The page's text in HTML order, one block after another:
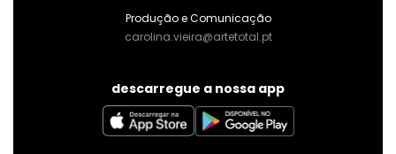
Produção e Comunicação
carolina.vieira@artetotal.pt
descarregue a nossa app